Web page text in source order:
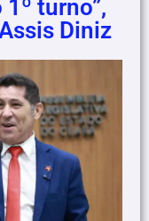
turno”,
Diniz